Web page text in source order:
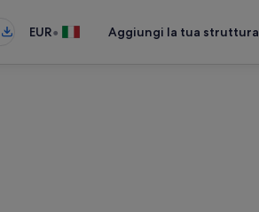
EUR• Aggiungi la tua struttura